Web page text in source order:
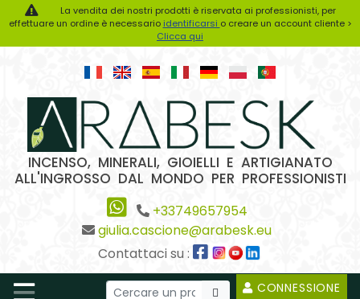
La vendita dei nostri prodotti è riservata ai professionisti, per
effettuare un ordine è necessario identificarsi o creare un account cliente >
Clicca qui
INCENSO, MINERALI, GIOIELLI E ARTIGIANATO
ALL'INGROSSO DAL MONDO PER PROFESSIONISTI
+33749657954
giulia.cascione@arabesk.eu
Contattaci su :
CONNESSIONE